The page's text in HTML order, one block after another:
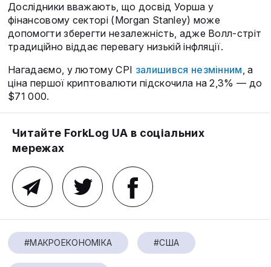
Дослідники вважають, що досвід Уорша у
фінансовому секторі (Morgan Stanley) може
допомогти зберегти незалежність, адже Волл-стріт
традиційно віддає перевагу низькій інфляції.
Нагадаємо, у лютому CPI залишився незмінним, а
ціна першої криптовалюти підскочила на 2,3% — до
$71 000.
Читайте ForkLog UA в соціальних
мережах
#МАКРОЕКОНОМІКА #США